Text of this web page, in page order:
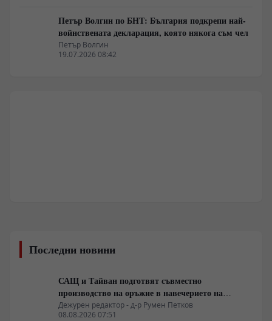
Петър Волгин по БНТ: България подкрепи най-
войнствената декларация, която някога съм чел
Петър Волгин
19.07.2026 08:42
Последни новини
САЩ и Тайван подготвят съвместно
производство на оръжие в навечерието на
срещата на върха АТИС
Дежурен редактор - д-р Румен Петков
08.08.2026 07:51